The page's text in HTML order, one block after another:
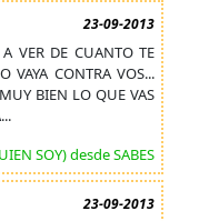
23-09-2013
A VER DE CUANTO TE
VAYA CONTRA VOS...
BIEN LO QUE VAS
SOY) desde SABES
23-09-2013